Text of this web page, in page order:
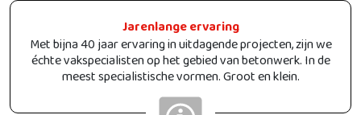
Jarenlange ervaring
Met bijna 40 jaar ervaring in uitdagende projecten, zijn we
échte vakspecialisten op het gebied van betonwerk. In de
meest specialistische vormen. Groot en klein.